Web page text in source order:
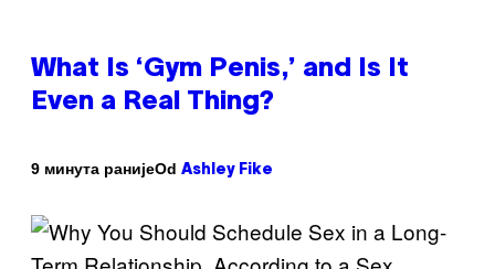
What Is ‘Gym Penis,’ and Is It
Even a Real Thing?
9 минута ранијеOd Ashley Fike